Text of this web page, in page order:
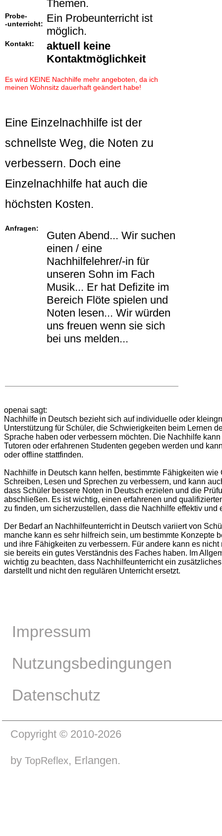
Themen.
Probe-
-unterricht: Ein Probeunterricht ist
möglich.
Kontakt:
aktuell keine
Kontaktmöglichkeit
Es wird KEINE Nachhilfe mehr angeboten, da ich
meinen Wohnsitz dauerhaft geändert habe!
Eine Einzelnachhilfe ist der
schnellste Weg, die Noten zu
verbessern. Doch eine
Einzelnachhilfe hat auch die
höchsten Kosten.
Anfragen:
Guten Abend... Wir suchen
einen / eine
Nachhilfelehrer/-in für
unseren Sohn im Fach
Musik... Er hat Defizite im
Bereich Flöte spielen und
Noten lesen... Wir würden
uns freuen wenn sie sich
bei uns melden...
openai sagt:
Nachhilfe in Deutsch bezieht sich auf individuelle oder
Unterstützung für Schüler, die Schwierigkeiten beim Lernen
Sprache haben oder verbessern möchten. Die Nachhilfe
Tutoren oder erfahrenen Studenten gegeben werden und
oder offline stattfinden.
Nachhilfe in Deutsch kann helfen, bestimmte Fähigkeiten wie
Schreiben, Lesen und Sprechen zu verbessern, und kann
dass Schüler bessere Noten in Deutsch erzielen und die
abschließen. Es ist wichtig, einen erfahrenen und
zu finden, um sicherzustellen, dass die Nachhilfe effektiv und
Der Bedarf an Nachhilfeunterricht in Deutsch variiert von
manche kann es sehr hilfreich sein, um bestimmte Konzepte
und ihre Fähigkeiten zu verbessern. Für andere kann es
sie bereits ein gutes Verständnis des Faches haben. Im
wichtig zu beachten, dass Nachhilfeunterricht ein
darstellt und nicht den regulären Unterricht ersetzt.
Impressum
Nutzungsbedingungen
Datenschutz
Copyright © 2010-2026
by TopReflex, Erlangen.